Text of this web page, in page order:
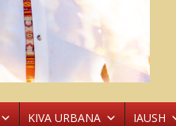
KIVA URBANA IAUSH